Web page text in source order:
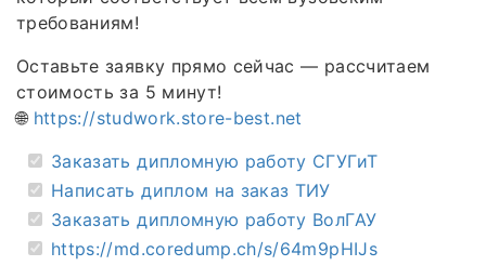
требованиям!
Оставьте заявку прямо сейчас — рассчитаем
стоимость за 5 минут!
🌐 https://studwork.store-best.net
Заказать дипломную работу СГУГиТ
Написать диплом на заказ ТИУ
Заказать дипломную работу ВолГАУ
https://md.coredump.ch/s/64m9pHIJs